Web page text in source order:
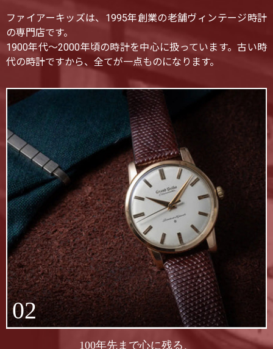
ファイアーキッズは、1995年創業の老舗ヴィンテージ時計
の専門店です。
1900年代〜2000年頃の時計を中心に扱っています。古い時
代の時計ですから、全てが一点ものになります。
02
100年先まで心に残る、